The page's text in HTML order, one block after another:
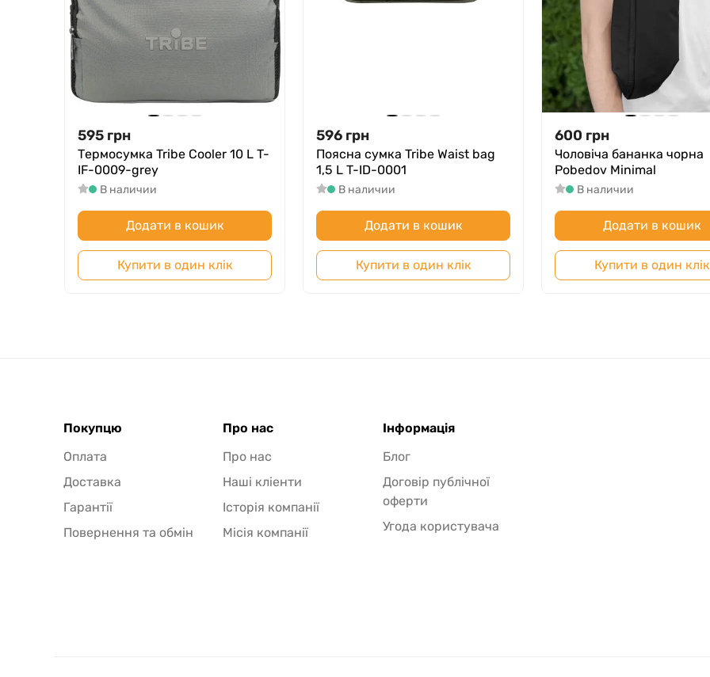
595 грн
Термосумка Tribe Cooler 10 L T-
IF-0009-grey
В наличии
Додати в кошик
Купити в один клік
596 грн
Поясна сумка Tribe Waist bag
1,5 L T-ID-0001
В наличии
Додати в кошик
Купити в один клік
600 грн
Чоловіча бананка чорна
Pobedov Minimal
В наличии
Додати в кошик
Купити в один клік
Покупцю
Оплата
Доставка
Гарантії
Повернення та обмін
Про нас
Про нас
Наші кліенти
Історія компанії
Місія компанії
Інформація
Блог
Договір публічної
оферти
Угода користувача